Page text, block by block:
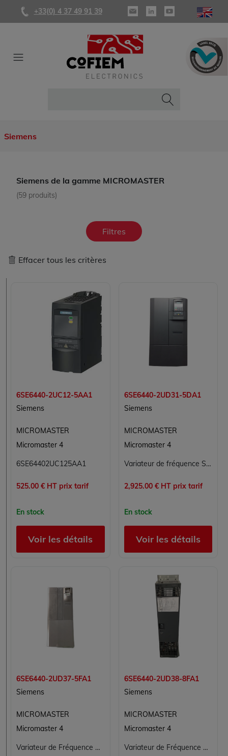
+33(0) 4 37 49 91 39
Siemens
Siemens de la gamme MICROMASTER
(59 produits)
Filtres
Effacer tous les critères
6SE6440-2UC12-5AA1
Siemens
MICROMASTER
Micromaster 4
6SE64402UC125AA1
525.00 € HT prix tarif
En stock
Voir les détails
6SE6440-2UD31-5DA1
Siemens
MICROMASTER
Micromaster 4
Variateur de fréquence SIEMENS MICROMASTER 440 6SE6440-2UD31-5DA1 15 kW 380-480V
2,925.00 € HT prix tarif
En stock
Voir les détails
6SE6440-2UD37-5FA1
Siemens
MICROMASTER
Micromaster 4
Variateur de Fréquence SIEMENS 6SE6440-2UD37-5FA1 pour Applications Industrielles
6SE6440-2UD38-8FA1
Siemens
MICROMASTER
Micromaster 4
Variateur de Fréquence SIEMENS MICROMASTER 440 6SE6440-2UD38-8FA1